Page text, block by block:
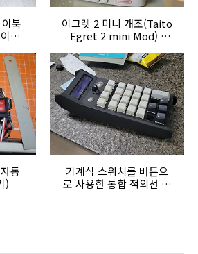
북
퍼
이그렛 2 미니 개조(Taito
Egret 2 mini Mod) -
Rasberry PI
Pico(GP2040)
동
)
기계식 스위치를 버튼으
로 사용한 통합 적외선 리